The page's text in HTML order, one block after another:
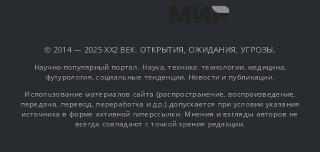
© 2014 — 2025 XX2 ВЕК. ОТКРЫТИЯ, ОЖИДАНИЯ, УГРОЗЫ.
Научно-популярный портал. Наука, техника, технологии, медицина,
футурология, социальные тенденции. Новости и публикации.
Использование материалов сайта (распространение, воспроизведение,
передача, перевод, переработка и др.) допускается при условии указания
источника в форме активной гиперссылки. Мнения и взгляды авторов не
всегда совпадают с точкой зрения редакции.